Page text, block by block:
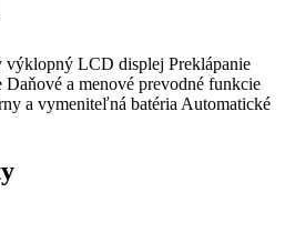
výklopný LCD displej Preklápanie
a menové prevodné funkcie
a vymeniteľná batéria Automatické